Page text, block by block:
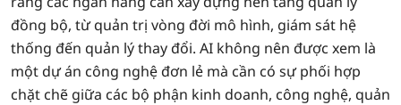
đồng bộ, từ quản trị vòng đời mô hình, giám sát hệ
thống đến quản lý thay đổi. AI không nên được xem là
một dự án công nghệ đơn lẻ mà cần có sự phối hợp
chặt chẽ giữa các bộ phận kinh doanh, công nghệ, quản